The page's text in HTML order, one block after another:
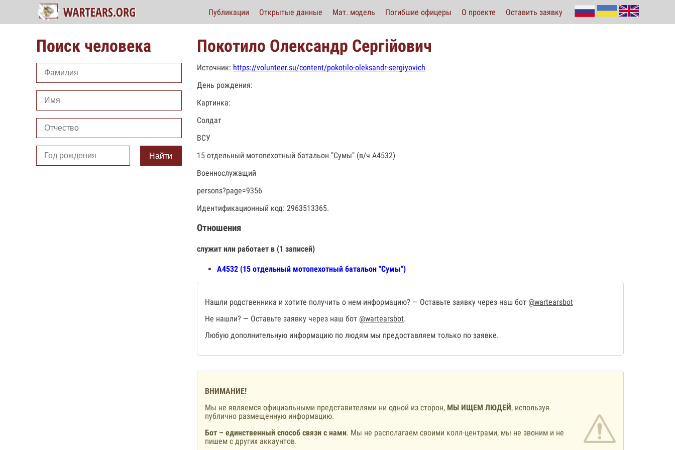
Публикации Открытые данные Мат. модель Погибшие офицеры О проекте Оставить заявку
Поиск человека
Найти
Покотило Олександр Сергійович
Источник: https://volunteer.su/content/pokotilo-oleksandr-sergiyovich
День рождения:
Картинка:
Солдат
ВСУ
15 отдельный мотопехотный батальон "Сумы" (в/ч А4532)
Военнослужащий
persons?page=9356
Идентификационный код: 2963513365.
Отношения
служит или работает в (1 записей)
А4532 (15 отдельный мотопехотный батальон "Сумы")
Нашли родственника и хотите получить о нем информацию? — Оставьте заявку через наш бот @wartearsbot
Не нашли? — Оставьте заявку через наш бот @wartearsbot.
Любую дополнительную информацию по людям мы предоставляем только по заявке.
ВНИМАНИЕ!
Мы не являемся официальными представителями ни одной из сторон, МЫ ИЩЕМ ЛЮДЕЙ, используя
публично размещенную информацию.
Бот – единственный способ связи с нами. Мы не располагаем своими колл-центрами, мы не звоним и не
пишем с других аккаунтов.